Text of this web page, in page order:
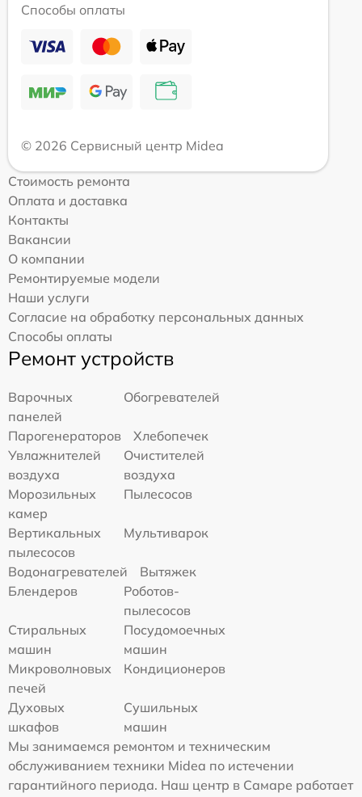
Способы оплаты
© 2026 Сервисный центр Midea
Стоимость ремонта
Оплата и доставка
Контакты
Вакансии
О компании
Ремонтируемые модели
Наши услуги
Согласие на обработку персональных данных
Способы оплаты
Ремонт устройств
Варочных
панелей
Обогревателей
Парогенераторов
Хлебопечек
Увлажнителей
воздуха
Очистителей
воздуха
Морозильных
камер
Пылесосов
Вертикальных
пылесосов
Мультиварок
Водонагревателей
Вытяжек
Блендеров
Роботов-
пылесосов
Стиральных
машин
Посудомоечных
машин
Микроволновых
печей
Кондиционеров
Духовых
шкафов
Сушильных
машин
Мы занимаемся ремонтом и техническим
обслуживанием техники Midea по истечении
гарантийного периода. Наш центр в Самаре работает